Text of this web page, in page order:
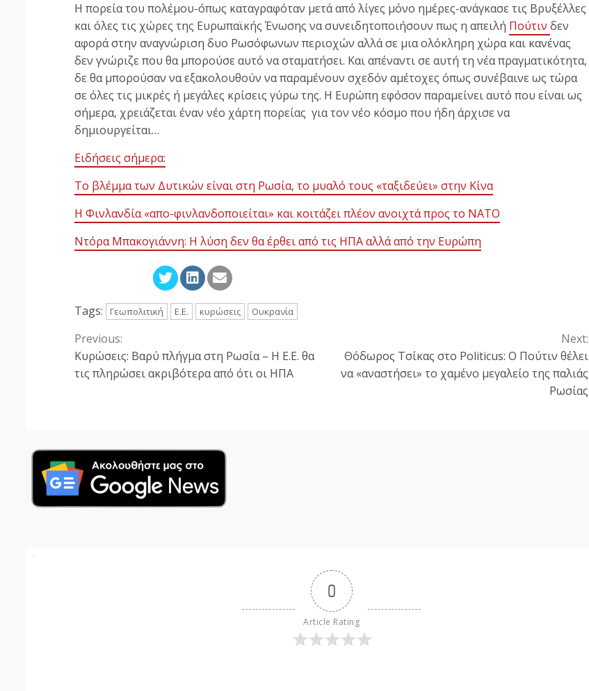
Η πορεία του πολέμου-όπως καταγραφόταν μετά από λίγες μόνο ημέρες-ανάγκασε τις Βρυξέλλες
και όλες τις χώρες της Ευρωπαϊκής Ένωσης να συνειδητοποιήσουν πως η απειλή Πούτιν δεν
αφορά στην αναγνώριση δυο Ρωσόφωνων περιοχών αλλά σε μια ολόκληρη χώρα και κανένας
δεν γνώριζε που θα μπορούσε αυτό να σταματήσει. Και απέναντι σε αυτή τη νέα πραγματικότητα,
δε θα μπορούσαν να εξακολουθούν να παραμένουν σχεδόν αμέτοχες όπως συνέβαινε ως τώρα
σε όλες τις μικρές ή μεγάλες κρίσεις γύρω της. Η Ευρώπη εφόσον παραμείνει αυτό που είναι ως
σήμερα, χρειάζεται έναν νέο χάρτη πορείας για τον νέο κόσμο που ήδη άρχισε να
δημιουργείται…
Ειδήσεις σήμερα:
Το βλέμμα των Δυτικών είναι στη Ρωσία, το μυαλό τους «ταξιδεύει» στην Κίνα
Η Φινλανδία «απο-φινλανδοποιείται» και κοιτάζει πλέον ανοιχτά προς το ΝΑΤΟ
Ντόρα Μπακογιάννη: Η λύση δεν θα έρθει από τις ΗΠΑ αλλά από την Ευρώπη
Tags: Γεωπολιτική Ε.Ε. κυρώσεις Ουκρανία
Continue
Reading
Previous:
Κυρώσεις: Βαρύ πλήγμα στη Ρωσία – Η Ε.Ε. θα
τις πληρώσει ακριβότερα από ότι οι ΗΠΑ
Next:
Θόδωρος Τσίκας στο Politicus: Ο Πούτιν θέλει
να «αναστήσει» το χαμένο μεγαλείο της παλιάς
Ρωσίας
0
Article Rating